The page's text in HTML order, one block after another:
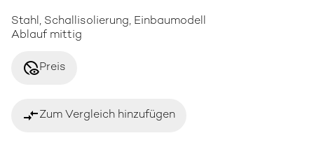
Stahl, Schallisolierung, Einbaumodell
Ablauf mittig
disabled_visiblePreis
compare_arrowsZum Vergleich hinzufügen